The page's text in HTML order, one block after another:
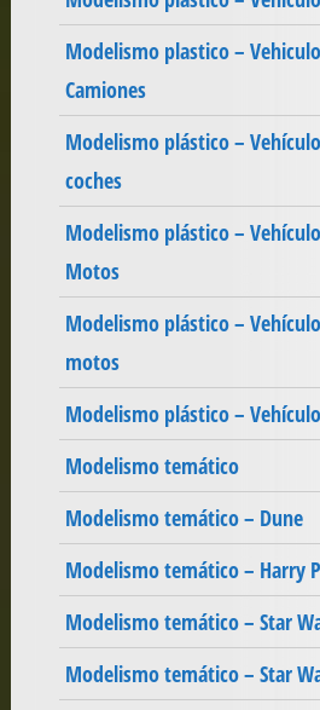
Modelismo plastico –
Camiones
Modelismo plástico –
coches
Modelismo plástico –
Motos
Modelismo plástico –
motos
Modelismo plástico –
Modelismo temático
Modelismo temático – Dune
Modelismo temático – Harry
Modelismo temático – Star
Modelismo temático – Star